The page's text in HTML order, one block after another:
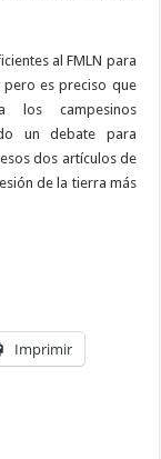
al FMLN para
pero es preciso que
los campesinos
un debate para
dos artículos de
de la tierra más
Imprimir